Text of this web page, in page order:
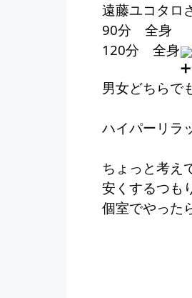
遠藤ユコタロ
90分 全身
120分 全身
男女どちらで
ハイパーリラ
ちょっと考え
安くするつも
個室でやった